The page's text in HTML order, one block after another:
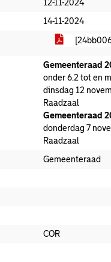
12-11-2024
14-11-2024
Gemeenteraad
onder 6.2 tot en
dinsdag 12
Raadzaal
Gemeenteraad
donderdag 7
Raadzaal
Gemeenteraad
COR